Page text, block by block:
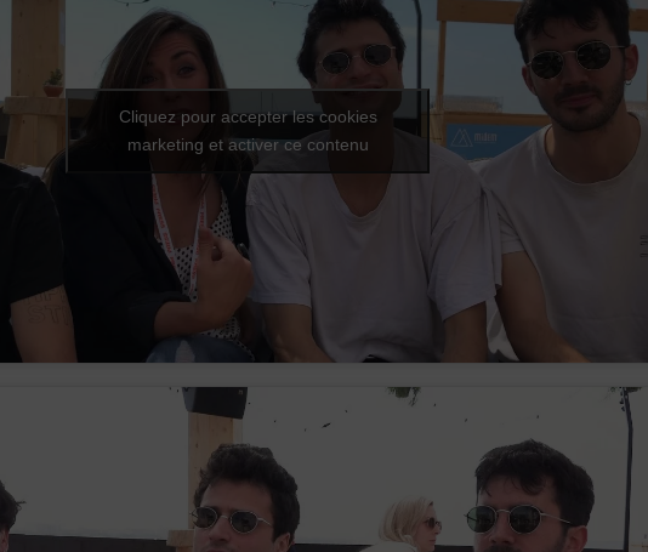
Cliquez pour accepter les cookies
marketing et activer ce contenu